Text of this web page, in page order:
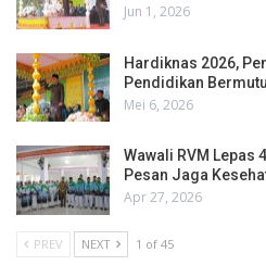
Jun 1, 2026
Hardiknas 2026,
Pendidikan
Mei 6, 2026
Wawali RVM Lepas
Pesan Jaga
Apr 27, 2026
PREV NEXT 1 of 45